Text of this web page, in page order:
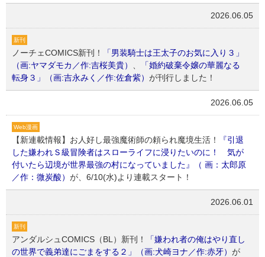
2026.06.05
新刊
ノーチェCOMICS新刊！
「男装騎士は王太子のお気に入り３」
（画:ヤマダモカ／作:吉桜美貴）
「婚約破棄令嬢の華麗なる
転身３」（画:吉永みく／作:佐倉紫） が刊行しました！
2026.06.05
Web漫画
【新連載情報】お人好し最強魔術師の頼られ魔境生活！
『引退
した嫌われＳ級冒険者はスローライフに浸りたいのに！ 気が
付いたら辺境が世界最強の村になっていました』（ 画：太郎原
／作：微炭酸） が、6/10(水)より連載スタート！
2026.06.01
新刊
アンダルシュCOMICS（BL）新刊！
「嫌われ者の俺はやり直し
の世界で義弟達にごまをする２」（画:犬崎ヨナ／作:赤牙） が